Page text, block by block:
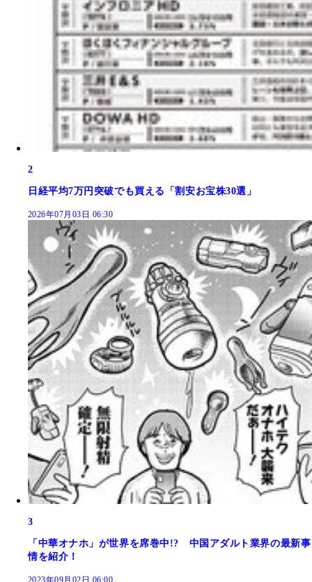
2
日経平均7万円突破でも買える「割安お宝株30選」
2026年07月03日 06:30
3
「中華オナホ」が世界を席巻中!? 中国アダルト業界の最新事
情を紹介！
2023年09月02日 06:00